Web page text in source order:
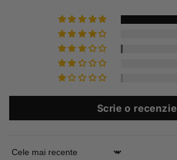
Scrie o recenzie
Sort by